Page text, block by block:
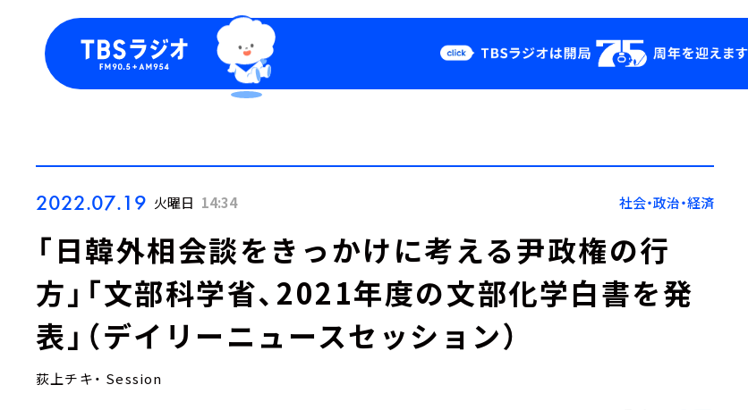
Podcast
YouTube
会社情報
2022.07.19 火曜日 14:34 社会・政治・経済
「日韓外相会談をきっかけに考える尹政権の行
方」「文部科学省、2021年度の文部化学白書を発
表」（デイリーニュースセッション）
荻上チキ・ Session